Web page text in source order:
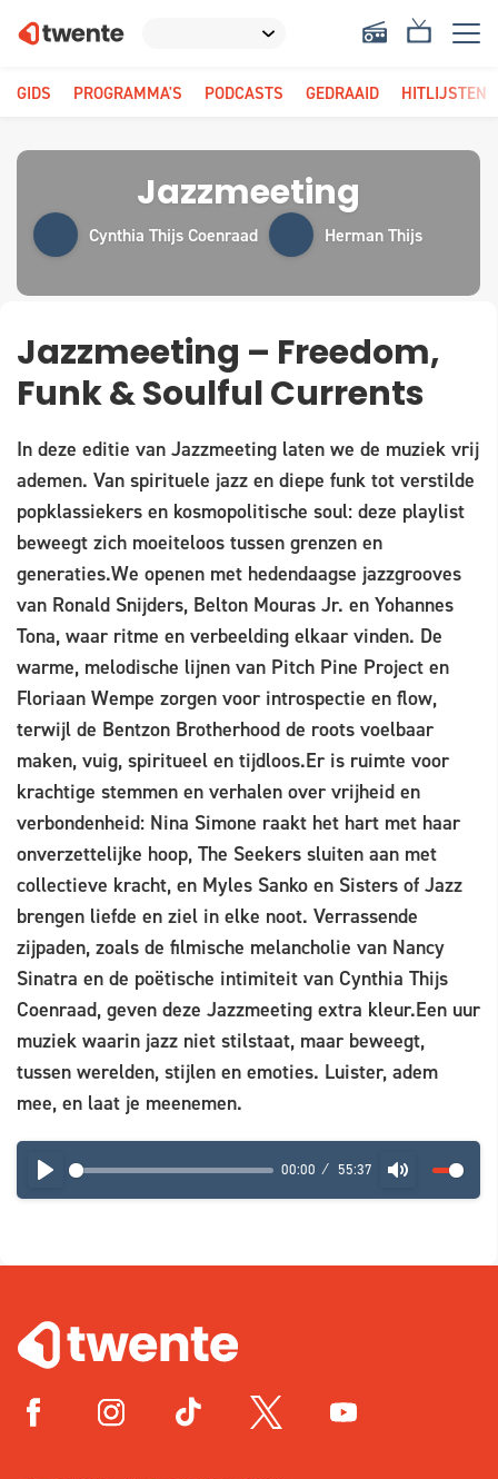
GIDS PROGRAMMA'S PODCASTS GEDRAAID HITLIJSTEN
Jazzmeeting
Cynthia Thijs Coenraad Herman Thijs
Jazzmeeting – Freedom,
Funk & Soulful Currents
In deze editie van Jazzmeeting laten we de muziek vrij
ademen. Van spirituele jazz en diepe funk tot verstilde
popklassiekers en kosmopolitische soul: deze playlist
beweegt zich moeiteloos tussen grenzen en
generaties.We openen met hedendaagse jazzgrooves
van Ronald Snijders, Belton Mouras Jr. en Yohannes
Tona, waar ritme en verbeelding elkaar vinden. De
warme, melodische lijnen van Pitch Pine Project en
Floriaan Wempe zorgen voor introspectie en flow,
terwijl de Bentzon Brotherhood de roots voelbaar
maken, vuig, spiritueel en tijdloos.Er is ruimte voor
krachtige stemmen en verhalen over vrijheid en
verbondenheid: Nina Simone raakt het hart met haar
onverzettelijke hoop, The Seekers sluiten aan met
collectieve kracht, en Myles Sanko en Sisters of Jazz
brengen liefde en ziel in elke noot. Verrassende
zijpaden, zoals de filmische melancholie van Nancy
Sinatra en de poëtische intimiteit van Cynthia Thijs
Coenraad, geven deze Jazzmeeting extra kleur.Een uur
muziek waarin jazz niet stilstaat, maar beweegt,
tussen werelden, stijlen en emoties. Luister, adem
mee, en laat je meenemen.
PLAY 00:00 55:37 MUTE